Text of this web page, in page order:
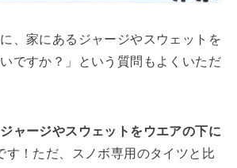
、家にあるジャージやスウェットを
ですか？」という質問もよくいただ
ジャージやスウェットをウエアの下に
す！ただ、スノボ専用のタイツと比